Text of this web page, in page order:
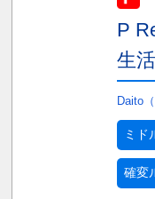
P
生活
Daito
ミド
確変